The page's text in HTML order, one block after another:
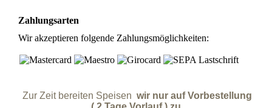
Zahlungsarten
Wir akzeptieren folgende Zahlungsmöglichkeiten:
Zur Zeit bereiten Speisen wir nur auf Vorbestellung